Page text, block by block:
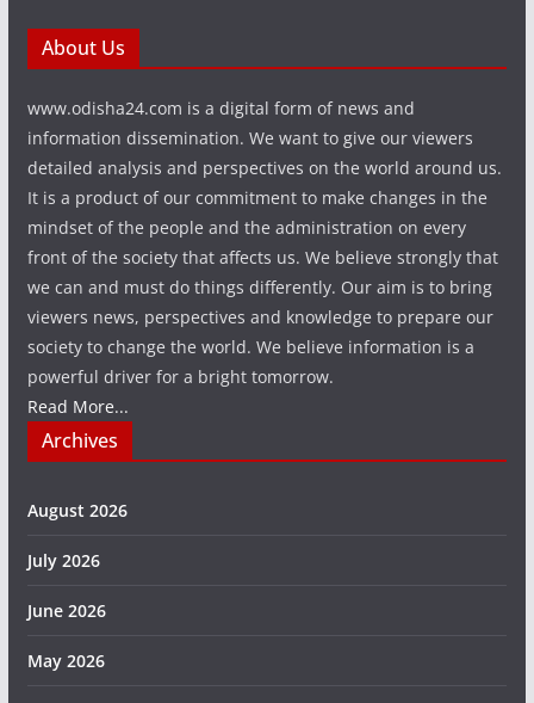
About Us
www.odisha24.com is a digital form of news and
information dissemination. We want to give our viewers
detailed analysis and perspectives on the world around us.
It is a product of our commitment to make changes in the
mindset of the people and the administration on every
front of the society that affects us. We believe strongly that
we can and must do things differently. Our aim is to bring
viewers news, perspectives and knowledge to prepare our
society to change the world. We believe information is a
powerful driver for a bright tomorrow.
Read More...
Archives
August 2026
July 2026
June 2026
May 2026